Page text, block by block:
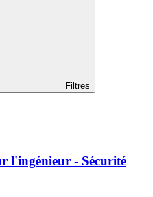
Filtres
l'ingénieur - Sécurité